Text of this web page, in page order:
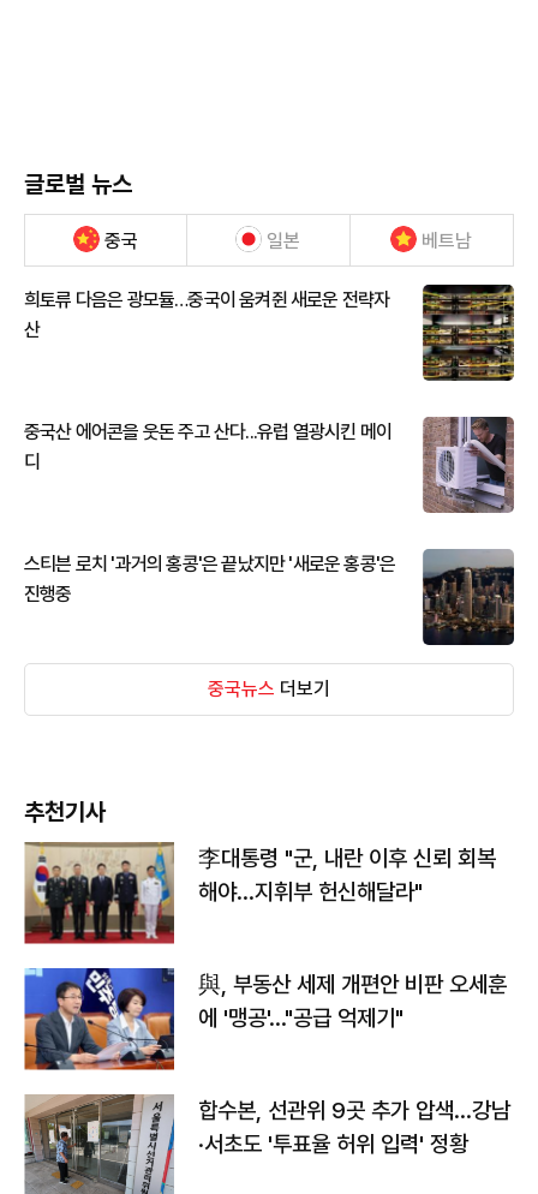
글로벌 뉴스
중국 일본 베트남
희토류 다음은 광모듈…중국이 움켜쥔 새로운 전략자
산
중국산 에어콘을 웃돈 주고 산다...유럽 열광시킨 메이
디
스티븐 로치 '과거의 홍콩'은 끝났지만 '새로운 홍콩'은
진행중
중국뉴스 더보기
추천기사
李대통령 "군, 내란 이후 신뢰 회복
해야…지휘부 헌신해달라"
與, 부동산 세제 개편안 비판 오세훈
에 '맹공'…"공급 억제기"
합수본, 선관위 9곳 추가 압색…강남
·서초도 '투표율 허위 입력' 정황